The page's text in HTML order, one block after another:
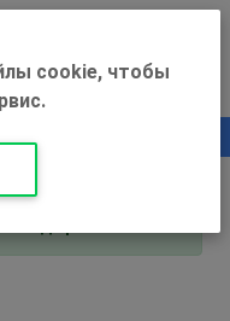
работает по
cookie, чтобы